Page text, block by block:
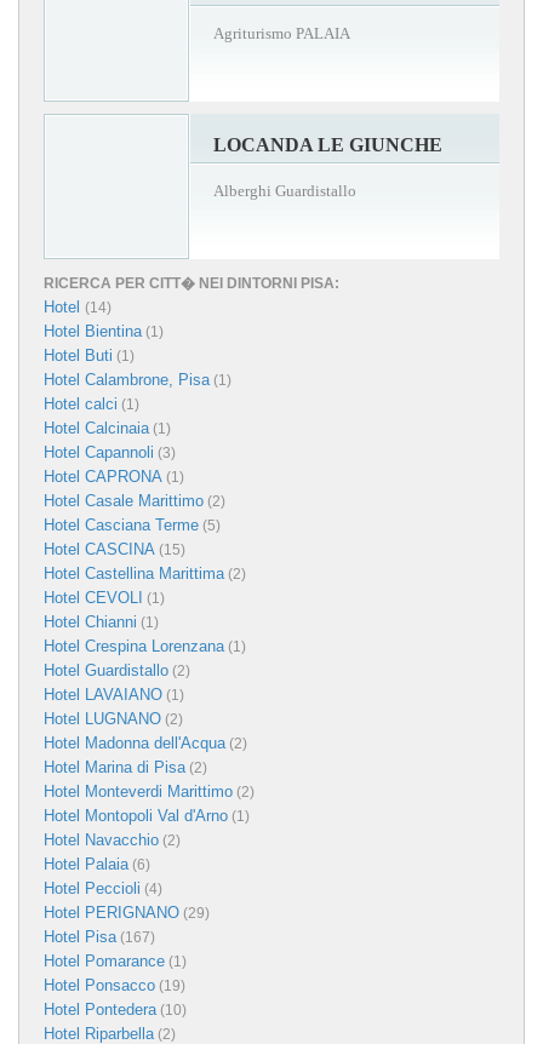
Agriturismo PALAIA
LOCANDA LE GIUNCHE
Alberghi Guardistallo
RICERCA PER CITT� NEI DINTORNI PISA:
Hotel (14)
Hotel Bientina(1)
Hotel Buti (1)
Hotel Calambrone, Pisa(1)
Hotel calci (1)
Hotel Calcinaia(1)
Hotel Capannoli (3)
Hotel CAPRONA (1)
Hotel Casale Marittimo (2)
Hotel Casciana Terme (5)
Hotel CASCINA (15)
Hotel Castellina Marittima(2)
Hotel CEVOLI (1)
Hotel Chianni (1)
Hotel Crespina Lorenzana(1)
Hotel Guardistallo (2)
Hotel LAVAIANO (1)
Hotel LUGNANO (2)
Hotel Madonna dell'Acqua(2)
Hotel Marina di Pisa(2)
Hotel Monteverdi Marittimo (2)
Hotel Montopoli Val d'Arno (1)
Hotel Navacchio (2)
Hotel Palaia(6)
Hotel Peccioli (4)
Hotel PERIGNANO (29)
Hotel Pisa(167)
Hotel Pomarance (1)
Hotel Ponsacco (19)
Hotel Pontedera(10)
Hotel Riparbella(2)